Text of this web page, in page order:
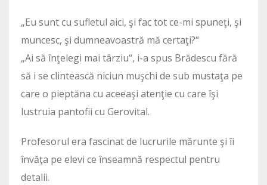
„Eu sunt cu sufletul aici, şi fac tot ce-mi spuneţi, şi
muncesc, şi dumneavoastră mă certaţi?“
„Ai să înţelegi mai târziu“, i-a spus Brădescu fără
să i se clintească niciun muşchi de sub mustaţa pe
care o pieptăna cu aceeaşi atenţie cu care îşi
lustruia pantofii cu Gerovital.
Profesorul era fascinat de lucrurile mărunte şi îi
învăţa pe elevi ce înseamnă respectul pentru
detalii.